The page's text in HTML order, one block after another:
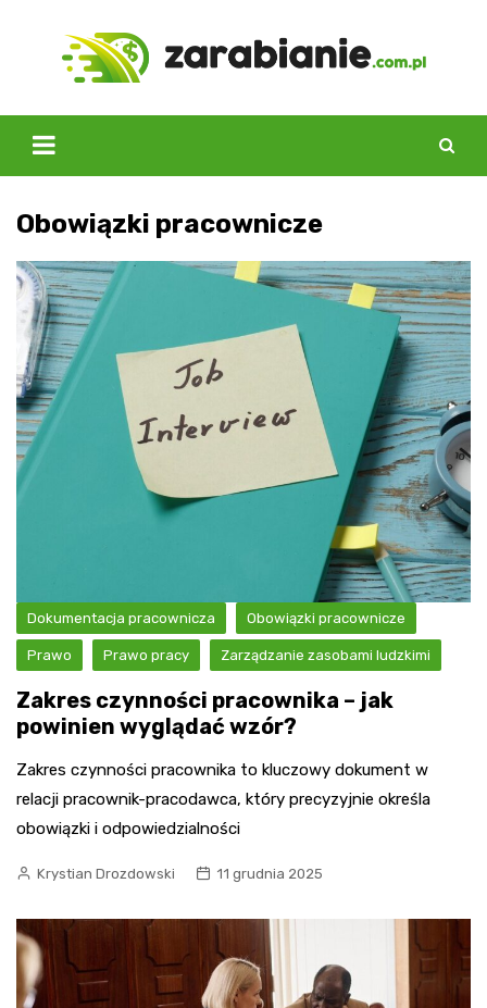
Obowiązki pracownicze
Dokumentacja pracownicza Obowiązki pracownicze
Prawo Prawo pracy Zarządzanie zasobami ludzkimi
Zakres czynności pracownika – jak
powinien wyglądać wzór?
Zakres czynności pracownika to kluczowy dokument w
relacji pracownik-pracodawca, który precyzyjnie określa
obowiązki i odpowiedzialności
Krystian Drozdowski 11 grudnia 2025